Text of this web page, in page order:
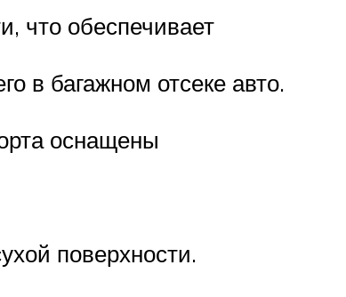
что обеспечивает
в багажном отсеке авто.
оснащены
поверхности.